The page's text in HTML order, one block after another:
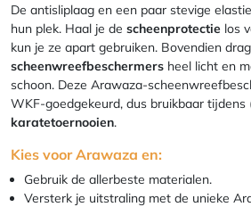
De antisliplaag en een paar stevige
hun plek. Haal je de scheenprotectie los
kun je ze apart gebruiken. Bovendien
scheenwreefbeschermers heel licht en
schoon. Deze Arawaza-
WKF-goedgekeurd, dus bruikbaar tijdens
karatetoernooien.
Kies voor Arawaza en:
Gebruik de allerbeste materialen.
Versterk je uitstraling met de unieke